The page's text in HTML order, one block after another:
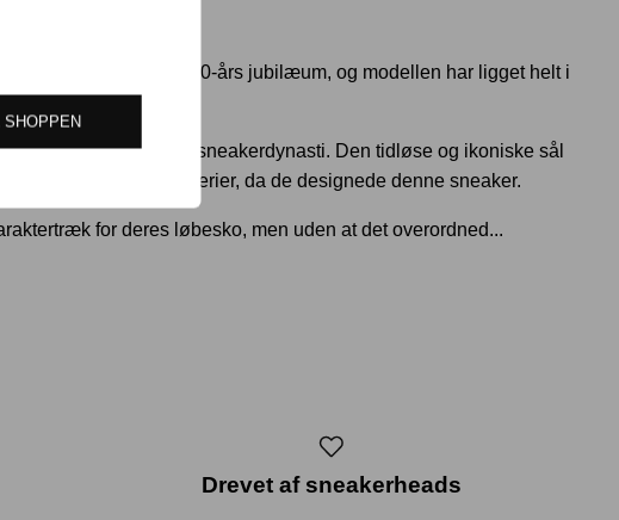
har snart 30-års jubilæum, og modellen har ligget helt i
symbol på Nikes sneakerdynasti. Den tidløse og ikoniske sål
flere af deres andre serier, da de designede denne sneaker.
for deres løbesko, men uden at det overordned...
Drevet af sneakerheads